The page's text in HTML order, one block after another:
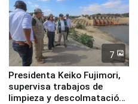
7
Presidenta Keiko Fujimori,
supervisa trabajos de
limpieza y descolmatación